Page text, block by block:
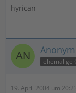
hyrican
19. April 2004 um